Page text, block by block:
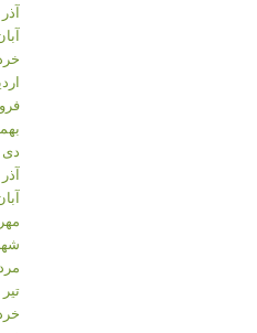
آذر
آبان
دی
آذر
آبان
مهر
تیر